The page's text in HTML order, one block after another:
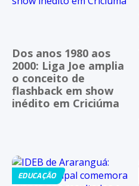
Dos anos 1980 aos
2000: Liga Joe amplia
o conceito de
flashback em show
inédito em Criciúma
EDUCAÇÃO